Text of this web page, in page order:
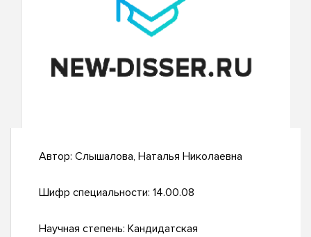
Автор: Слышалова, Наталья Николаевна
Шифр специальности: 14.00.08
Научная степень: Кандидатская